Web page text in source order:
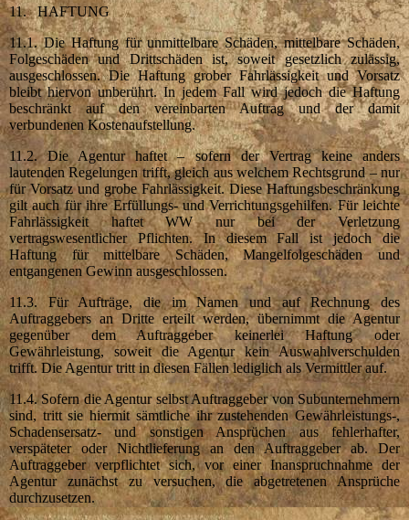
11. HAFTUNG
11.1. Die Haftung für unmittelbare Schäden, mittelbare Schäden,
Folgeschäden und Drittschäden ist, soweit gesetzlich zulässig,
ausgeschlossen. Die Haftung grober Fahrlässigkeit und Vorsatz
bleibt hiervon unberührt. In jedem Fall wird jedoch die Haftung
beschränkt auf den vereinbarten Auftrag und der damit
verbundenen Kostenaufstellung.
11.2. Die Agentur haftet – sofern der Vertrag keine anders
lautenden Regelungen trifft, gleich aus welchem Rechtsgrund – nur
für Vorsatz und grobe Fahrlässigkeit. Diese Haftungsbeschränkung
gilt auch für ihre Erfüllungs- und Verrichtungsgehilfen. Für leichte
Fahrlässigkeit haftet WW nur bei der Verletzung
vertragswesentlicher Pflichten. In diesem Fall ist jedoch die
Haftung für mittelbare Schäden, Mangelfolgeschäden und
entgangenen Gewinn ausgeschlossen.
11.3. Für Aufträge, die im Namen und auf Rechnung des
Auftraggebers an Dritte erteilt werden, übernimmt die Agentur
gegenüber dem Auftraggeber keinerlei Haftung oder
Gewährleistung, soweit die Agentur kein Auswahlverschulden
trifft. Die Agentur tritt in diesen Fällen lediglich als Vermittler auf.
11.4. Sofern die Agentur selbst Auftraggeber von Subunternehmern
sind, tritt sie hiermit sämtliche ihr zustehenden Gewährleistungs-,
Schadensersatz- und sonstigen Ansprüchen aus fehlerhafter,
verspäteter oder Nichtlieferung an den Auftraggeber ab. Der
Auftraggeber verpflichtet sich, vor einer Inanspruchnahme der
Agentur zunächst zu versuchen, die abgetretenen Ansprüche
durchzusetzen.